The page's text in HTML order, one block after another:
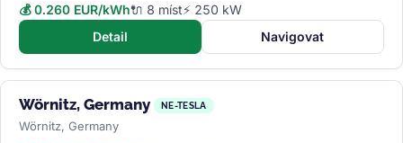
💰 0.260 EUR/kWh🔌 8 míst⚡ 250 kW
Detail
Navigovat
Wörnitz, Germany NE-TESLA
Wörnitz, Germany